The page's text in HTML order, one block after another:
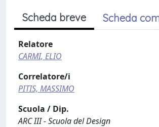
Scheda breve Scheda
Relatore
CARMI, ELIO
Correlatore/i
PITIS, MASSIMO
Scuola / Dip.
ARC III - Scuola del Design